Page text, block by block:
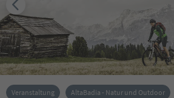
Veranstaltung AltaBadia - Natur und Outdoor